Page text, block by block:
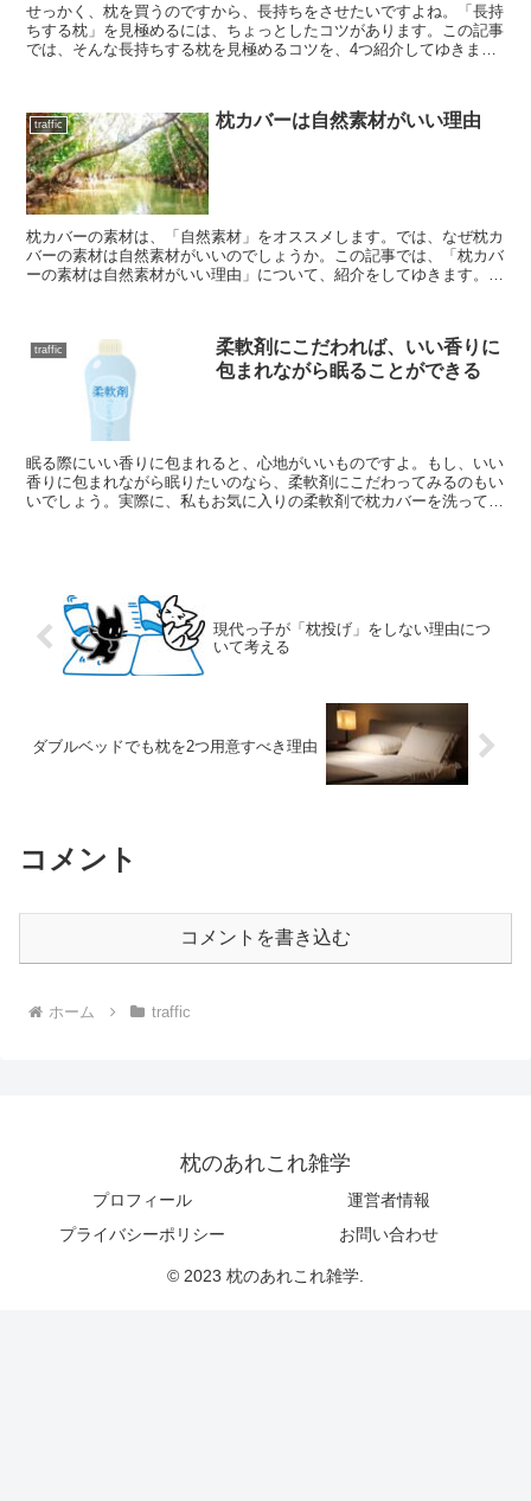
せっかく、枕を買うのですから、長持ちをさせたいですよね。「長持
ちする枕」を見極めるには、ちょっとしたコツがあります。この記事
では、そんな長持ちする枕を見極めるコツを、4つ紹介してゆきま
traffic 枕カバーは自然素材がいい理由
枕カバーの素材は、「自然素材」をオススメします。では、なぜ枕カ
バーの素材は自然素材がいいのでしょうか。この記事では、「枕カバ
ーの素材は自然素材がいい理由」について、紹介をしてゆきます。 ■
traffic
柔軟剤にこだわれば、いい香りに
包まれながら眠ることができる
眠る際にいい香りに包まれると、心地がいいものですよ。もし、いい
香りに包まれながら眠りたいのなら、柔軟剤にこだわってみるのもい
いでしょう。実際に、私もお気に入りの柔軟剤で枕カバーを洗ってい
現代っ子が「枕投げ」をしない理由につ
いて考える
ダブルベッドでも枕を2つ用意すべき理由
コメント
コメントを書き込む
ホーム traffic
枕のあれこれ雑学
プロフィール
運営者情報
プライバシーポリシー
お問い合わせ
© 2023 枕のあれこれ雑学.